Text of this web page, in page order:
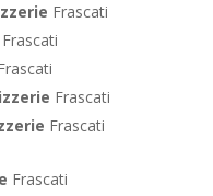
Frascati
Frascati
Frascati
Frascati
Frascati